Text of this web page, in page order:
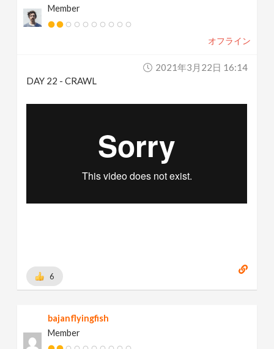
Member
オフライン
2021年3月22日 16:14
DAY 22 - CRAWL
6
bajanflyingfish
Member